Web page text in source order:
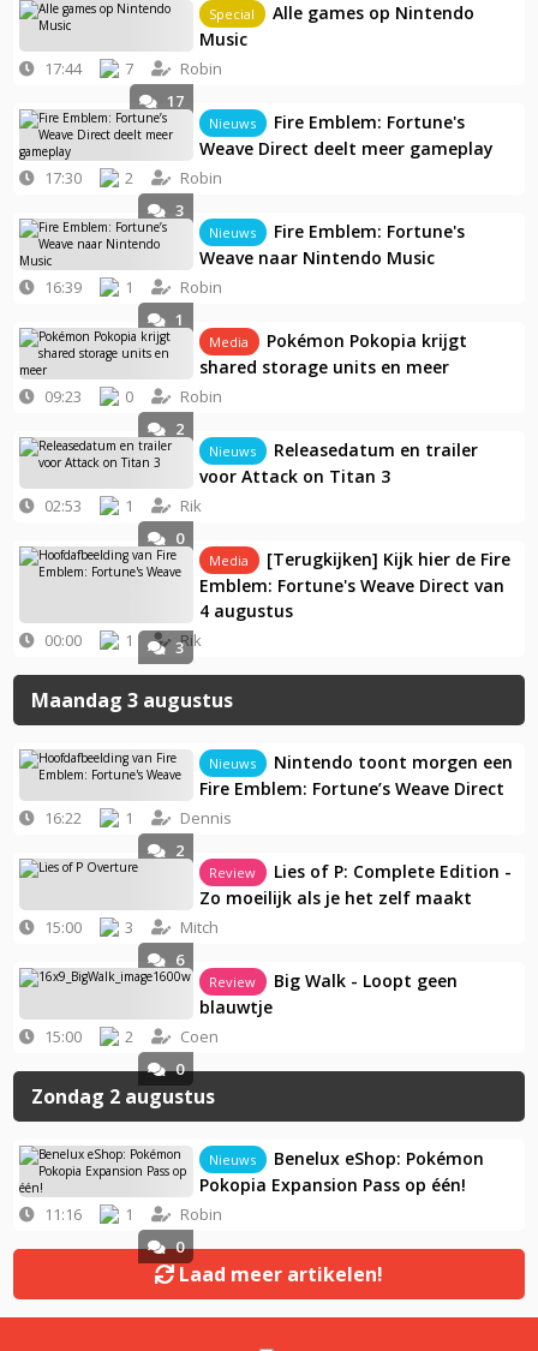
17
Special
Alle games op Nintendo
Music
17:44 7 Robin
3
Nieuws
Fire Emblem: Fortune's
Weave Direct deelt meer gameplay
17:30 2 Robin
1
Nieuws
Fire Emblem: Fortune's
Weave naar Nintendo Music
16:39 1 Robin
2
Media
Pokémon Pokopia krijgt
shared storage units en meer
09:23 0 Robin
0
Nieuws
Releasedatum en trailer
voor Attack on Titan 3
02:53 1 Rik
3
Media
[Terugkijken] Kijk hier de Fire
Emblem: Fortune's Weave Direct van
4 augustus
00:00 1 Rik
Maandag 3 augustus
2
Nieuws
Nintendo toont morgen een
Fire Emblem: Fortune’s Weave Direct
16:22 1 Dennis
6
Review
Lies of P: Complete Edition -
Zo moeilijk als je het zelf maakt
15:00 3 Mitch
0
Review
Big Walk - Loopt geen
blauwtje
15:00 2 Coen
Zondag 2 augustus
0
Nieuws
Benelux eShop: Pokémon
Pokopia Expansion Pass op één!
11:16 1 Robin
Laad meer artikelen!